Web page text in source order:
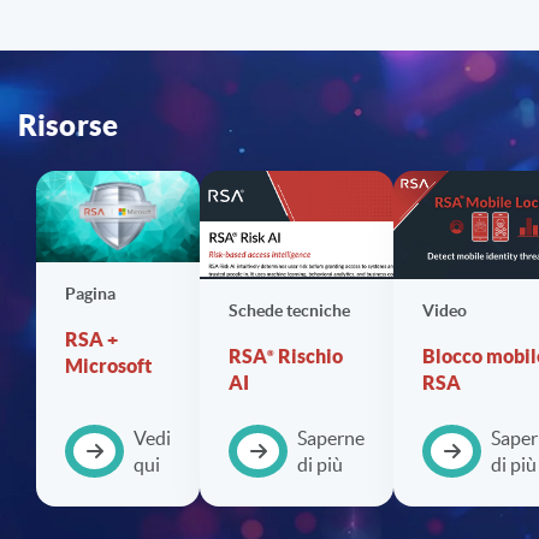
Risorse
Pagina
RSA +
Microsoft
Vedi
qui
Schede tecniche
RSA Rischio
AI
Saperne
di più
Video
Blocco
RSA
di più